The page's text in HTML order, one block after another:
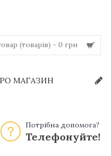
(товарів) - 0 грн
МАГАЗИН
Потрібна допомога?
Телефонуйте!